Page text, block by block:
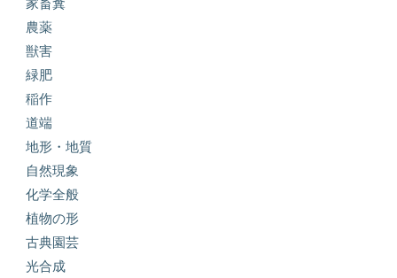
家畜糞
農薬
獣害
緑肥
稲作
道端
地形・地質
自然現象
化学全般
植物の形
古典園芸
光合成